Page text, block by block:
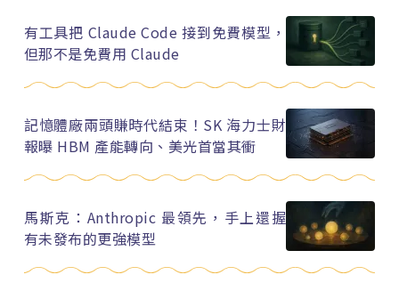
有工具把 Claude Code 接到免費模型，
但那不是免費用 Claude
記憶體廠兩頭賺時代結束！SK 海力士財
報曝 HBM 產能轉向、美光首當其衝
馬斯克：Anthropic 最領先，手上還握
有未發布的更強模型